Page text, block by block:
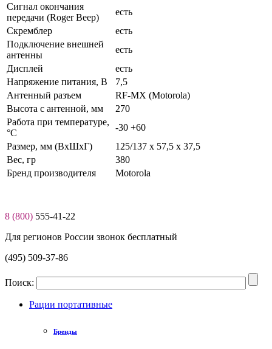
Сигнал окончания
передачи (Roger Beep)
есть
Скремблер
есть
Подключение внешней
антенны
есть
Дисплей
есть
Нaпряжение питaния, В
7,5
Антенный разъем
RF-MX (Motorola)
Высота c антенной, мм
270
Работа при температуре,
°C
-30 +60
Размер, мм (ВхШхГ)
125/137 x 57,5 x 37,5
Вес, гр
380
Бренд производителя
Motorola
8 (800) 555-41-22
Для регионов России звонок бесплатный
(495) 509-37-86
Поиск:
Рации портативные
Бренды